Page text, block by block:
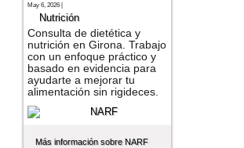
May 6, 2026 |
Nutrición
Consulta de dietética y
nutrición en Girona. Trabajo
con un enfoque práctico y
basado en evidencia para
ayudarte a mejorar tu
alimentación sin rigideces.
Más información sobre NARF